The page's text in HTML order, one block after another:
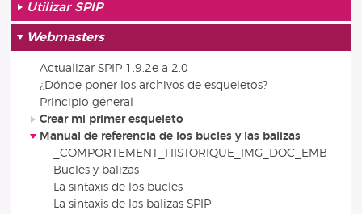
Utilizar SPIP
Webmasters
Actualizar SPIP 1.9.2e a 2.0
¿Dónde poner los archivos de esqueletos?
Principio general
Crear mi primer esqueleto
Manual de referencia de los bucles y las balizas
_COMPORTEMENT_HISTORIQUE_IMG_DOC_EMB
Bucles y balizas
La sintaxis de los bucles
La sintaxis de las balizas SPIP